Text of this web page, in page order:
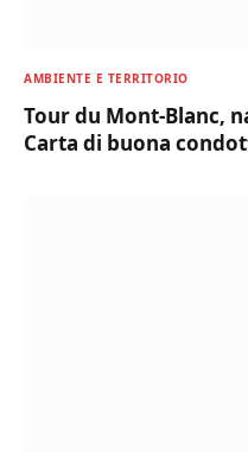
AMBIENTE E TERRITORIO
Tour du Mont-Blanc,
Carta di buona